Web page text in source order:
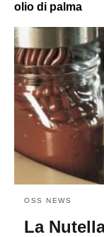
olio di palma
OSS NEWS
La